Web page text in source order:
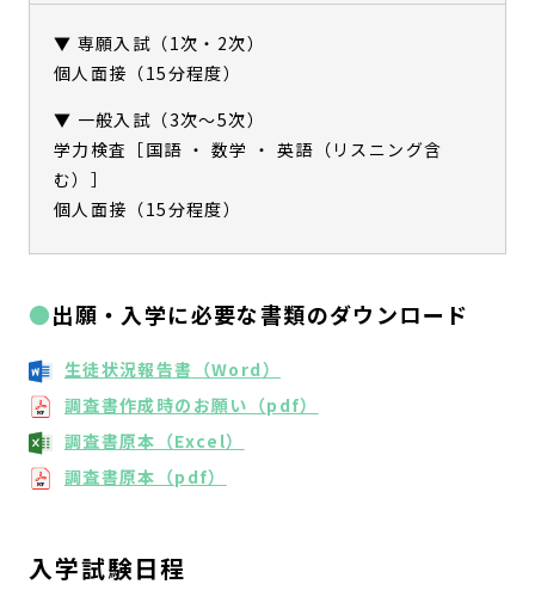
▼ 専願入試（1次・2次）
個人面接（15分程度）
▼ 一般入試（3次～5次）
学力検査［国語 ・ 数学 ・ 英語（リスニング含
む）］
個人面接（15分程度）
出願・入学に必要な書類のダウンロード
生徒状況報告書（Word）
調査書作成時のお願い（pdf）
調査書原本（Excel）
調査書原本（pdf）
入学試験日程